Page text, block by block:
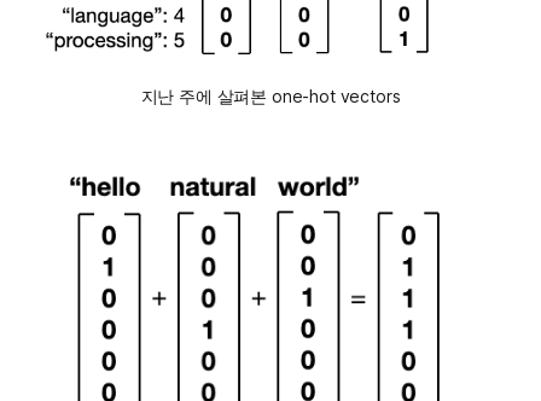
지난 주에 살펴본 one-hot vectors